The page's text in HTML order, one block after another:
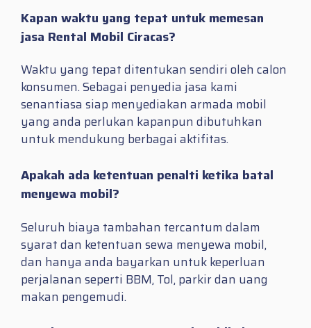
Kapan waktu yang tepat untuk memesan
jasa Rental Mobil Ciracas?
Waktu yang tepat ditentukan sendiri oleh calon
konsumen. Sebagai penyedia jasa kami
senantiasa siap menyediakan armada mobil
yang anda perlukan kapanpun dibutuhkan
untuk mendukung berbagai aktifitas.
Apakah ada ketentuan penalti ketika batal
menyewa mobil?
Seluruh biaya tambahan tercantum dalam
syarat dan ketentuan sewa menyewa mobil,
dan hanya anda bayarkan untuk keperluan
perjalanan seperti BBM, Tol, parkir dan uang
makan pengemudi.